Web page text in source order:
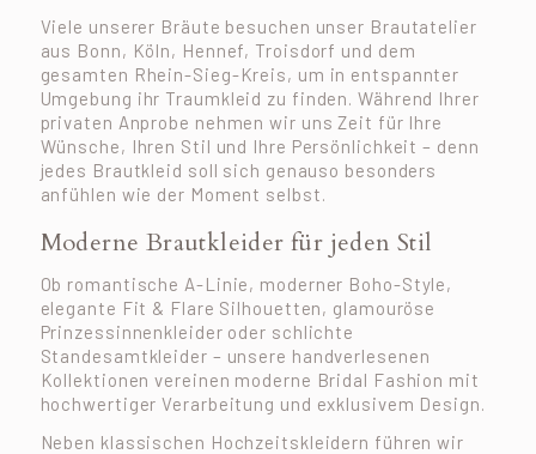
Viele unserer Bräute besuchen unser Brautatelier
aus Bonn, Köln, Hennef, Troisdorf und dem
gesamten Rhein-Sieg-Kreis, um in entspannter
Umgebung ihr Traumkleid zu finden. Während Ihrer
privaten Anprobe nehmen wir uns Zeit für Ihre
Wünsche, Ihren Stil und Ihre Persönlichkeit – denn
jedes Brautkleid soll sich genauso besonders
anfühlen wie der Moment selbst.
Moderne Brautkleider für jeden Stil
Ob romantische A-Linie, moderner Boho-Style,
elegante Fit & Flare Silhouetten, glamouröse
Prinzessinnenkleider oder schlichte
Standesamtkleider – unsere handverlesenen
Kollektionen vereinen moderne Bridal Fashion mit
hochwertiger Verarbeitung und exklusivem Design.
Neben klassischen Hochzeitskleidern führen wir